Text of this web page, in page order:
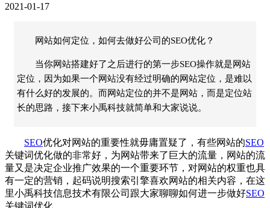
2021-01-17
网站如何定位，如何去做好公司的SEO优化？
当你网站搭建好了之后进行的第一步SEO操作就是网站
定位，因为如果一个网站没有经过明确的网站定位，是难以
有什么好的发展的。而网站定位的并不是网站，而是定位站
长的思路，接下来小禹科技就简单和大家说说。
SEO优化对网站的重要性就毋庸置疑了，有些网站的SEO
关键词优化做的非常好，为网站带来了巨大的流量，网站的流
量又是决定企业推广效果的一个重要环节，对网站的权重也具
有一定的营销，起码说明搜索引擎喜欢网站的相关内容，在这
里小禹科技信息技术有限公司跟大家聊聊如何进一步做好SEO
关键词优化。